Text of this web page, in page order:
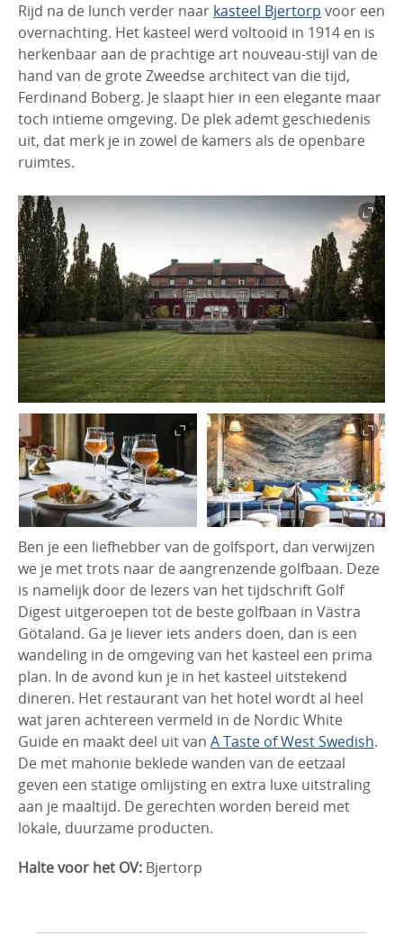
Rijd na de lunch verder naar kasteel Bjertorp voor een
overnachting. Het kasteel werd voltooid in 1914 en is
herkenbaar aan de prachtige art nouveau-stijl van de
hand van de grote Zweedse architect van die tijd,
Ferdinand Boberg. Je slaapt hier in een elegante maar
toch intieme omgeving. De plek ademt geschiedenis
uit, dat merk je in zowel de kamers als de openbare
ruimtes.
Ben je een liefhebber van de golfsport, dan verwijzen
we je met trots naar de aangrenzende golfbaan. Deze
is namelijk door de lezers van het tijdschrift Golf
Digest uitgeroepen tot de beste golfbaan in Västra
Götaland. Ga je liever iets anders doen, dan is een
wandeling in de omgeving van het kasteel een prima
plan. In de avond kun je in het kasteel uitstekend
dineren. Het restaurant van het hotel wordt al heel
wat jaren achtereen vermeld in de Nordic White
Guide en maakt deel uit van A Taste of West Swedish.
De met mahonie beklede wanden van de eetzaal
geven een statige omlijsting en extra luxe uitstraling
aan je maaltijd. De gerechten worden bereid met
lokale, duurzame producten.
Halte voor het OV: Bjertorp